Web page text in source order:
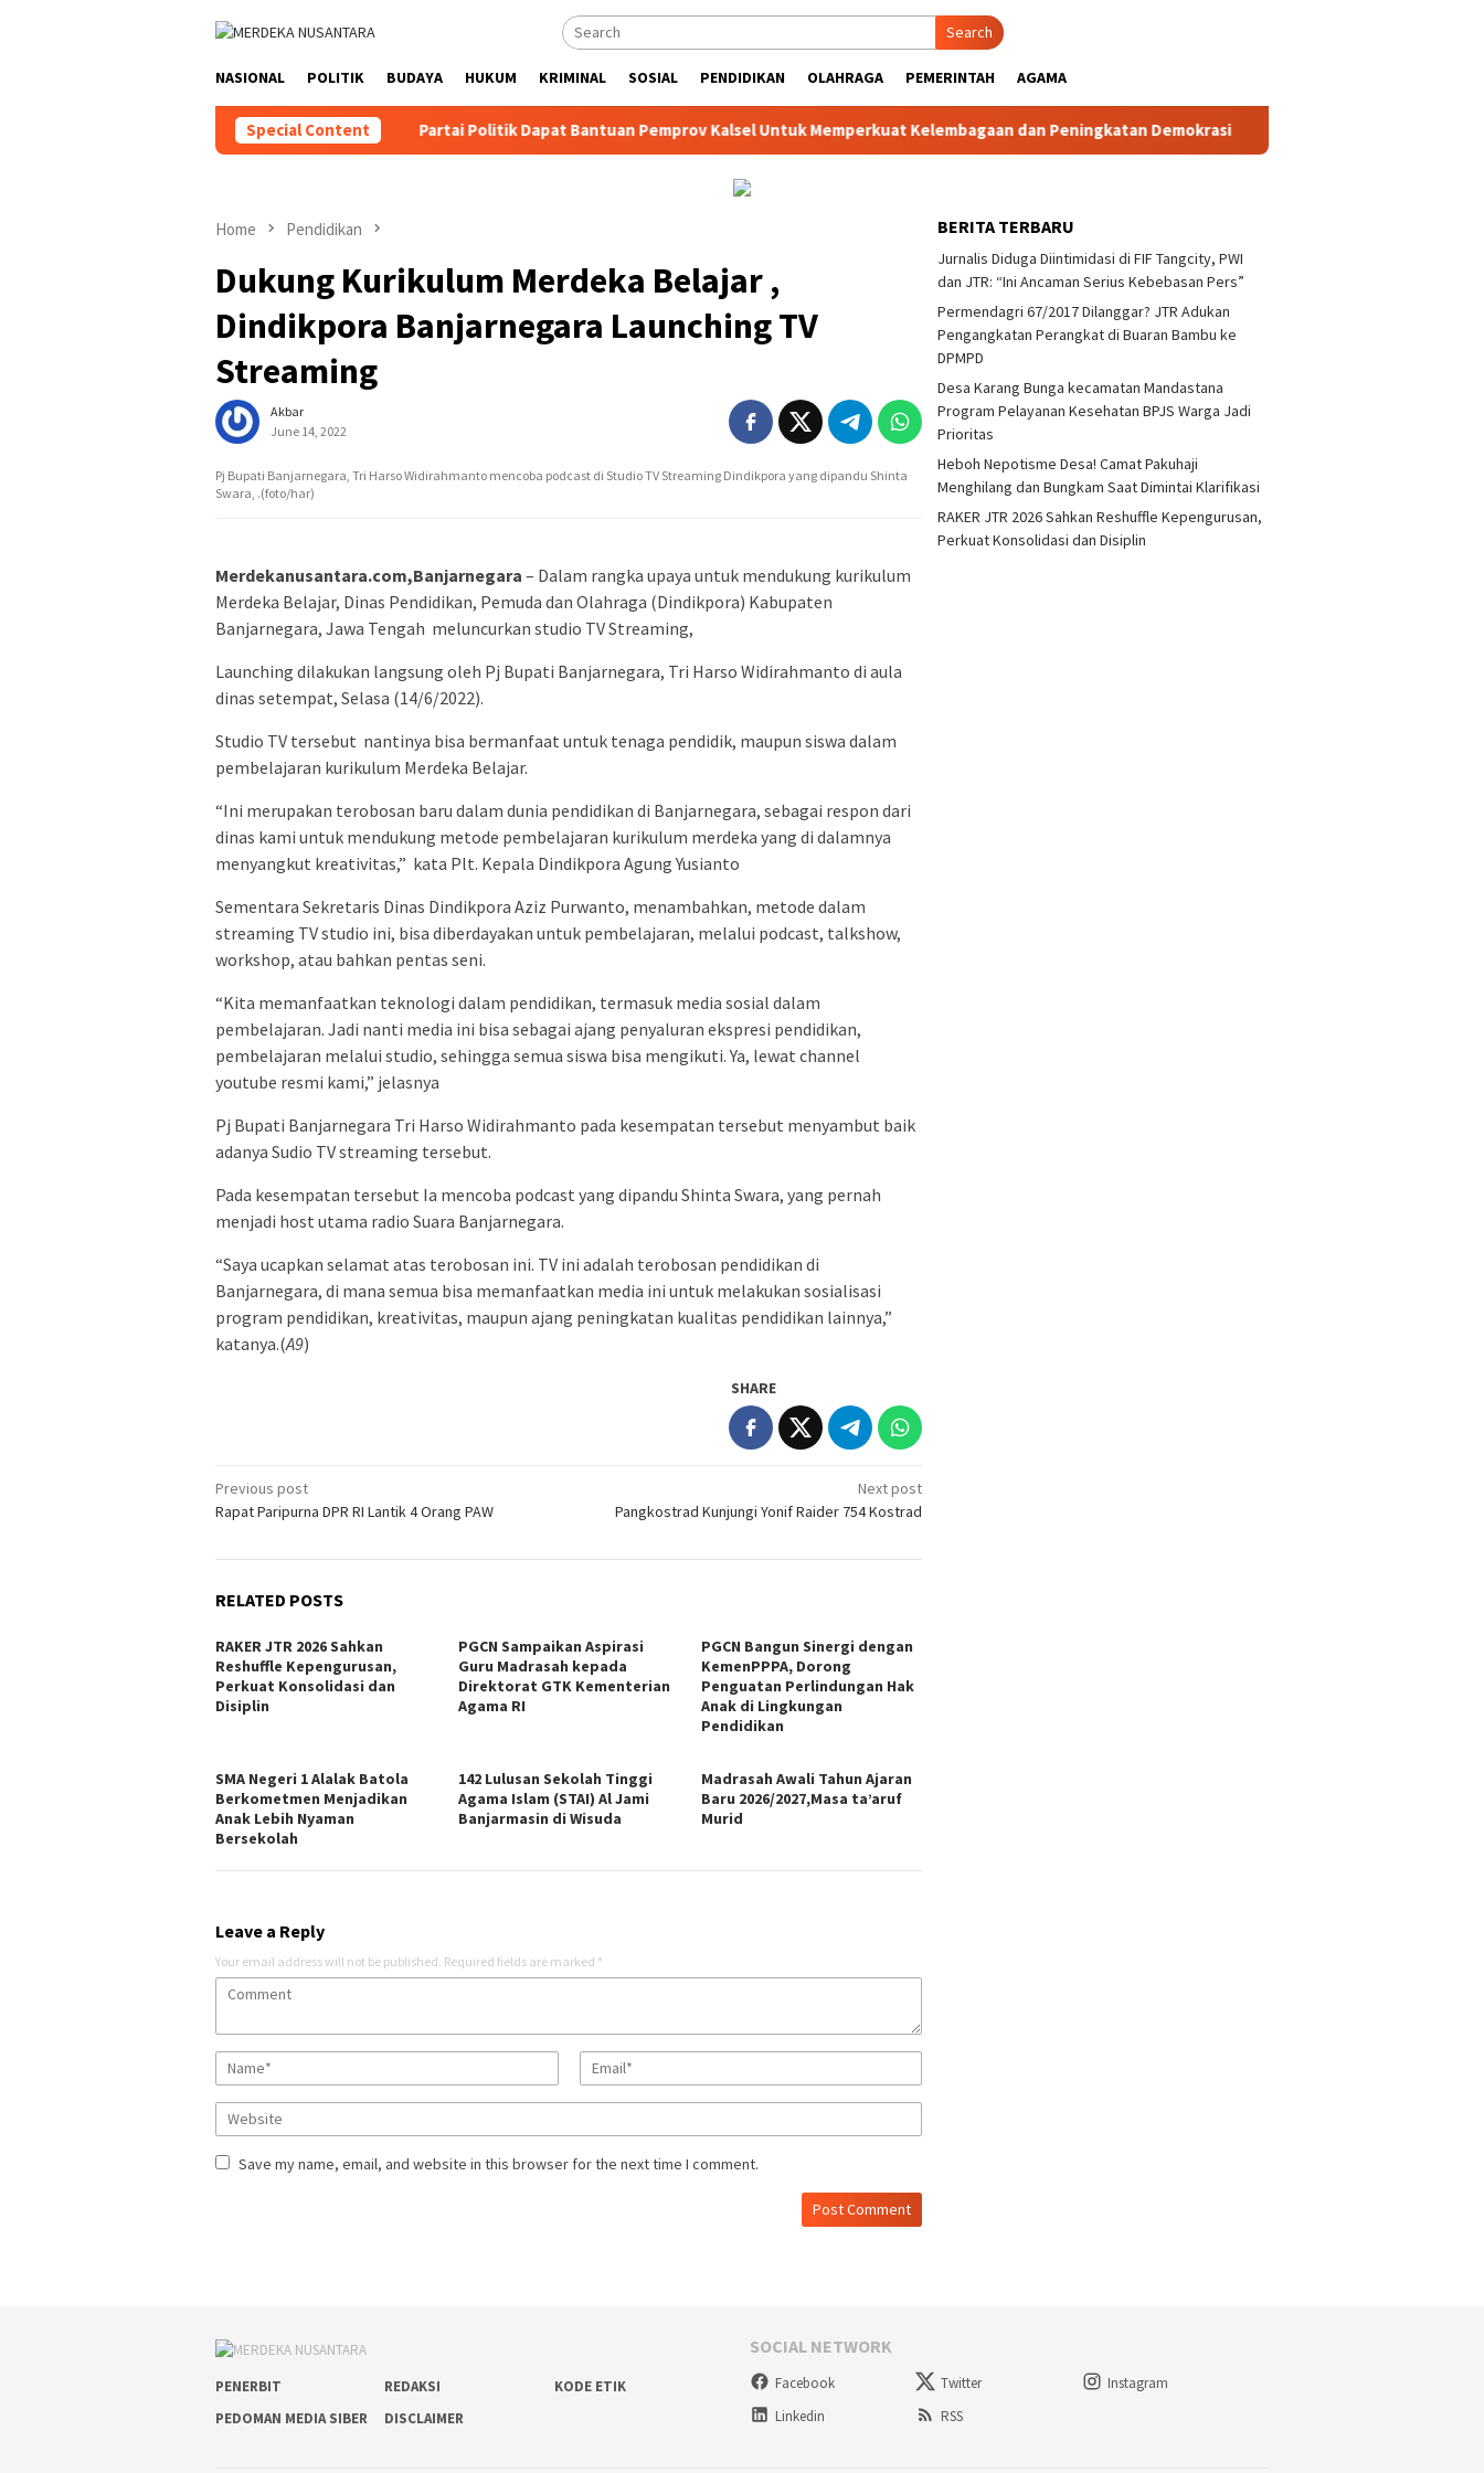
Search
NASIONAL POLITIK BUDAYA HUKUM KRIMINAL SOSIAL PENDIDIKAN OLAHRAGA PEMERINTAH AGAMA
Special ContentPartai Politik Dapat Bantuan Pemprov Kalsel Untuk Memperkuat Kelembagaan dan Peningkatan Demokrasi Partai Golkar Tempatkan
Home Pendidikan
Dukung Kurikulum Merdeka Belajar ,
Dindikpora Banjarnegara Launching TV
Streaming
Akbar
June 14, 2022
Pj Bupati Banjarnegara, Tri Harso Widirahmanto mencoba podcast di Studio TV Streaming Dindikpora yang dipandu Shinta
Swara, .(foto/har)
Merdekanusantara.com,Banjarnegara – Dalam rangka upaya untuk mendukung kurikulum
Merdeka Belajar, Dinas Pendidikan, Pemuda dan Olahraga (Dindikpora) Kabupaten
Banjarnegara, Jawa Tengah meluncurkan studio TV Streaming,
Launching dilakukan langsung oleh Pj Bupati Banjarnegara, Tri Harso Widirahmanto di aula
dinas setempat, Selasa (14/6/2022).
Studio TV tersebut nantinya bisa bermanfaat untuk tenaga pendidik, maupun siswa dalam
pembelajaran kurikulum Merdeka Belajar.
“Ini merupakan terobosan baru dalam dunia pendidikan di Banjarnegara, sebagai respon dari
dinas kami untuk mendukung metode pembelajaran kurikulum merdeka yang di dalamnya
menyangkut kreativitas,” kata Plt. Kepala Dindikpora Agung Yusianto
Sementara Sekretaris Dinas Dindikpora Aziz Purwanto, menambahkan, metode dalam
streaming TV studio ini, bisa diberdayakan untuk pembelajaran, melalui podcast, talkshow,
workshop, atau bahkan pentas seni.
“Kita memanfaatkan teknologi dalam pendidikan, termasuk media sosial dalam
pembelajaran. Jadi nanti media ini bisa sebagai ajang penyaluran ekspresi pendidikan,
pembelajaran melalui studio, sehingga semua siswa bisa mengikuti. Ya, lewat channel
youtube resmi kami,” jelasnya
Pj Bupati Banjarnegara Tri Harso Widirahmanto pada kesempatan tersebut menyambut baik
adanya Sudio TV streaming tersebut.
Pada kesempatan tersebut Ia mencoba podcast yang dipandu Shinta Swara, yang pernah
menjadi host utama radio Suara Banjarnegara.
“Saya ucapkan selamat atas terobosan ini. TV ini adalah terobosan pendidikan di
Banjarnegara, di mana semua bisa memanfaatkan media ini untuk melakukan sosialisasi
program pendidikan, kreativitas, maupun ajang peningkatan kualitas pendidikan lainnya,”
katanya.(A9)
SHARE
Post
navigation
Previous post
Rapat Paripurna DPR RI Lantik 4 Orang PAW
Next post
Pangkostrad Kunjungi Yonif Raider 754 Kostrad
RELATED POSTS
RAKER JTR 2026 Sahkan
Reshuffle Kepengurusan,
Perkuat Konsolidasi dan
Disiplin
PGCN Sampaikan Aspirasi
Guru Madrasah kepada
Direktorat GTK Kementerian
Agama RI
PGCN Bangun Sinergi dengan
KemenPPPA, Dorong
Penguatan Perlindungan Hak
Anak di Lingkungan
Pendidikan
SMA Negeri 1 Alalak Batola
Berkometmen Menjadikan
Anak Lebih Nyaman
Bersekolah
142 Lulusan Sekolah Tinggi
Agama Islam (STAI) Al Jami
Banjarmasin di Wisuda
Madrasah Awali Tahun Ajaran
Baru 2026/2027,Masa ta’aruf
Murid
Leave a Reply
Your email address will not be published. Required fields are marked *
Save my name, email, and website in this browser for the next time I comment.
BERITA TERBARU
Jurnalis Diduga Diintimidasi di FIF Tangcity, PWI
dan JTR: “Ini Ancaman Serius Kebebasan Pers”
Permendagri 67/2017 Dilanggar? JTR Adukan
Pengangkatan Perangkat di Buaran Bambu ke
DPMPD
Desa Karang Bunga kecamatan Mandastana
Program Pelayanan Kesehatan BPJS Warga Jadi
Prioritas
Heboh Nepotisme Desa! Camat Pakuhaji
Menghilang dan Bungkam Saat Dimintai Klarifikasi
RAKER JTR 2026 Sahkan Reshuffle Kepengurusan,
Perkuat Konsolidasi dan Disiplin
PENERBIT REDAKSI
KODE ETIK
PEDOMAN MEDIA SIBER
DISCLAIMER
SOCIAL NETWORK
Facebook Twitter
Instagram
Linkedin
RSS